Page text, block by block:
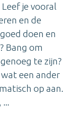
je vooral
en de
doen en
Bang om
te zijn?
een ander
op aan.